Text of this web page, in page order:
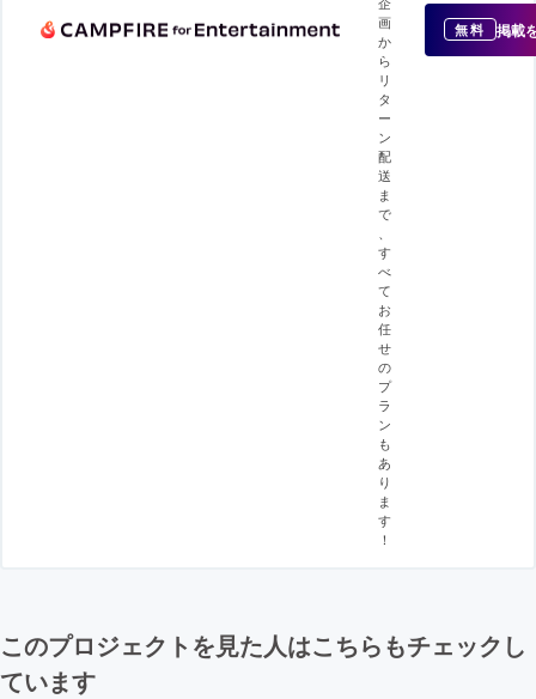
画
か
ら
リ
タ
ー
ン
配
送
ま
で
す
べ
て
お
任
せ
の
プ
ラ
ン
も
あ
り
ま
す
！
無料 掲載
このプロジェクトを見た人はこちらもチェックし
ています